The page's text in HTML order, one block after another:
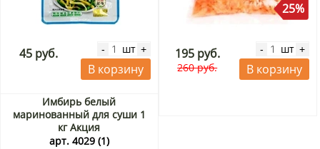
45 руб. - шт +
В корзину
25%
195 руб.
260 руб.
- шт +
В корзину
Имбирь белый
маринованный для суши 1
кг Акция
арт. 4029 (1)